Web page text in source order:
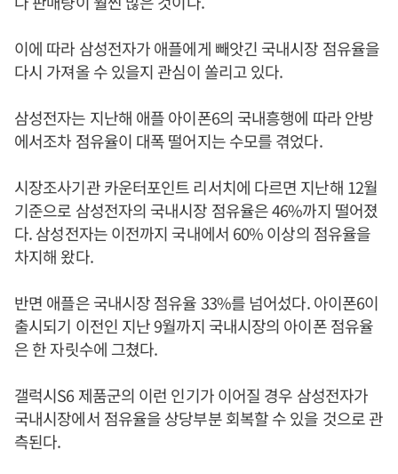
이에 따라 삼성전자가 애플에게 빼앗긴 국내시장 점유율을
다시 가져올 수 있을지 관심이 쏠리고 있다.
삼성전자는 지난해 애플 아이폰6의 국내흥행에 따라 안방
에서조차 점유율이 대폭 떨어지는 수모를 겪었다.
시장조사기관 카운터포인트 리서치에 다르면 지난해 12월
기준으로 삼성전자의 국내시장 점유율은 46%까지 떨어졌
다. 삼성전자는 이전까지 국내에서 60% 이상의 점유율을
차지해 왔다.
반면 애플은 국내시장 점유율 33%를 넘어섰다. 아이폰6이
출시되기 이전인 지난 9월까지 국내시장의 아이폰 점유율
은 한 자릿수에 그쳤다.
갤럭시S6 제품군의 이런 인기가 이어질 경우 삼성전자가
국내시장에서 점유율을 상당부분 회복할 수 있을 것으로 관
측된다.